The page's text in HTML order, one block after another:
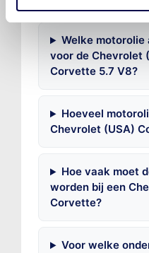
Welke motorolie
voor de Chevrolet
Corvette 5.7 V8?
Hoeveel
Chevrolet (USA)
Hoe vaak moet
worden bij een
Corvette?
Voor welke